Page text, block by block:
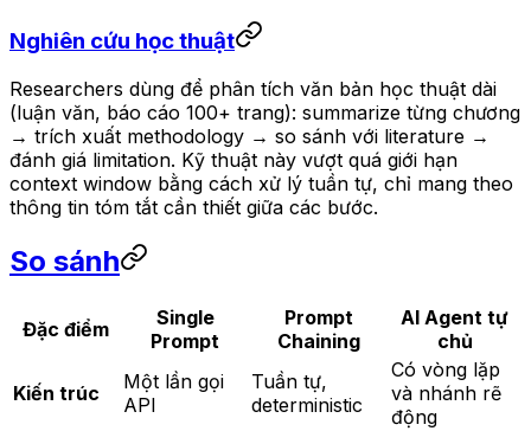
Nghiên cứu học thuật
Researchers dùng để phân tích văn bản học thuật dài
(luận văn, báo cáo 100+ trang): summarize từng chương
→ trích xuất methodology → so sánh với literature →
đánh giá limitation. Kỹ thuật này vượt quá giới hạn
context window bằng cách xử lý tuần tự, chỉ mang theo
thông tin tóm tắt cần thiết giữa các bước.
So sánh
Đặc điểm
Single
Prompt
Prompt
Chaining
AI Agent tự
chủ
Kiến trúc
Một lần gọi
API
Tuần tự,
deterministic
Có vòng lặp
và nhánh rẽ
động